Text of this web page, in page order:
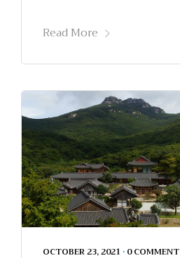
Read More
OCTOBER 23, 2021 • 0 COMMENT